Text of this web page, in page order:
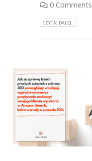
0 Comments
CZYTAJ DALEJ...